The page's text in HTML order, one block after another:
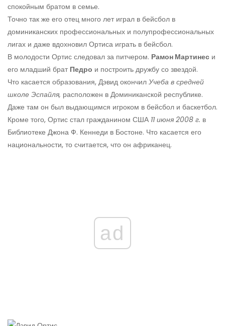
спокойным братом в семье.
Точно так же его отец много лет играл в бейсбол в
доминиканских профессиональных и полупрофессиональных
лигах и даже вдохновил Ортиса играть в бейсбол.
В молодости Ортис следовал за питчером. Рамон Мартинес и
его младший брат Педро и построить дружбу со звездой.
Что касается образования, Дэвид окончил Учеба в средней
школе Эспайля, расположен в Доминиканской республике.
Даже там он был выдающимся игроком в бейсбол и баскетбол.
Кроме того, Ортис стал гражданином США 11 июня 2008 г. в
Библиотеке Джона Ф. Кеннеди в Бостоне. Что касается его
национальности, то считается, что он африканец.
ad